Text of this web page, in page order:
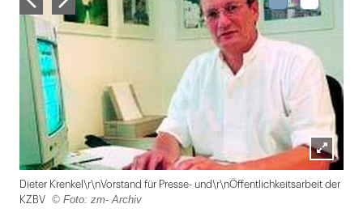
Lightbox
öffnen
Dieter Krenkel\r\nVorstand für Presse- und\r\nÖffentlichkeitsarbeit der
KZBV
© Foto: zm- Archiv